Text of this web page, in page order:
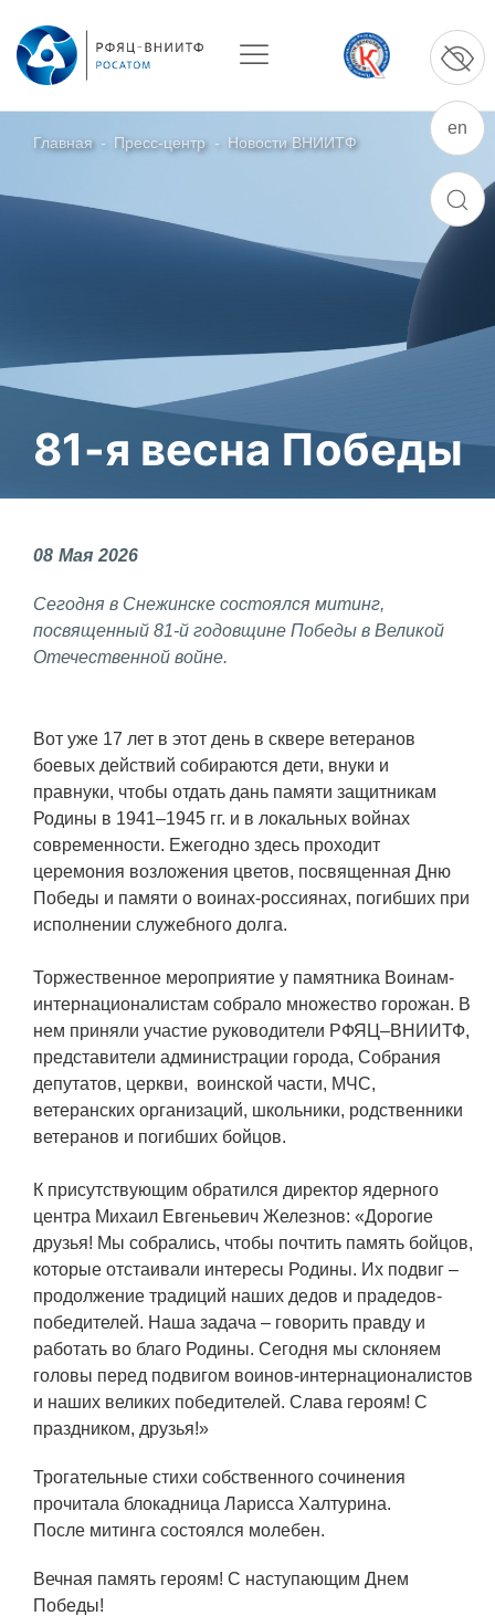
О ПРЕДПРИЯТИИ
О РФЯЦ – ВНИИТФ
История филиала ВНИИТФ – ВЭИ
НАУКА
Фундаментальные и прикладные
Газодинамические исследования
Экспериментальная база
Забабахинские научные чтения
Семинар «Радиационная физика
металлов и сплавов»
Аспирантура
Премии молодым ученым
Интеллектуальная собственность
Семинар «Моделирование технологий
ЯТЦ»
Препринты
Зимняя школа по физике высоких
плотностей энергий
Молодежная научно-техническая
Технологии. Развитие»
ПРОДУКЦИЯ И УСЛУГИ
ДПО и ПО (Дополнительное
профессиональное образование и
профессиональное обучение)
Лазерные технологии
Технологии водородной энергетики
Электротехника
ПОИСК
Главная - Пресс-центр - Новости ВНИИТФ
81-я весна Победы
08 Мая 2026
Сегодня в Снежинске состоялся митинг,
посвященный 81-й годовщине Победы в Великой
Отечественной войне.
Вот уже 17 лет в этот день в сквере ветеранов
боевых действий собираются дети, внуки и
правнуки, чтобы отдать дань памяти защитникам
Родины в 1941–1945 гг. и в локальных войнах
современности. Ежегодно здесь проходит
церемония возложения цветов, посвященная Дню
Победы и памяти о воинах-россиянах, погибших при
исполнении служебного долга.
Торжественное мероприятие у памятника Воинам-
интернационалистам собрало множество горожан. В
нем приняли участие руководители РФЯЦ–ВНИИТФ,
представители администрации города, Собрания
депутатов, церкви, воинской части, МЧС,
ветеранских организаций, школьники, родственники
ветеранов и погибших бойцов.
К присутствующим обратился директор ядерного
центра Михаил Евгеньевич Железнов: «Дорогие
друзья! Мы собрались, чтобы почтить память бойцов,
которые отстаивали интересы Родины. Их подвиг –
продолжение традиций наших дедов и прадедов-
победителей. Наша задача – говорить правду и
работать во благо Родины. Сегодня мы склоняем
головы перед подвигом воинов-интернационалистов
и наших великих победителей. Слава героям! С
праздником, друзья!»
Трогательные стихи собственного сочинения
прочитала блокадница Ларисса Халтурина.
После митинга состоялся молебен.
Вечная память героям! С наступающим Днем
Победы!
en